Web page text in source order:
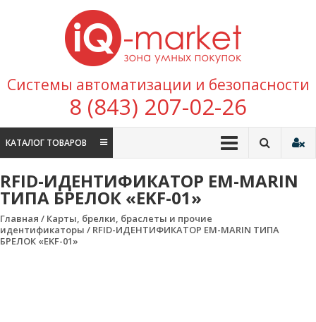
Перейти к содержимому
покупок
Системы автоматизации и безопасности
8 (843) 207-02-26
КАТАЛОГ ТОВАРОВ
RFID-ИДЕНТИФИКАТОР EM-MARIN
ТИПА БРЕЛОК «EKF-01»
Главная / Карты, брелки, браслеты и прочие
идентификаторы / RFID-ИДЕНТИФИКАТОР EM-MARIN ТИПА
БРЕЛОК «EKF-01»